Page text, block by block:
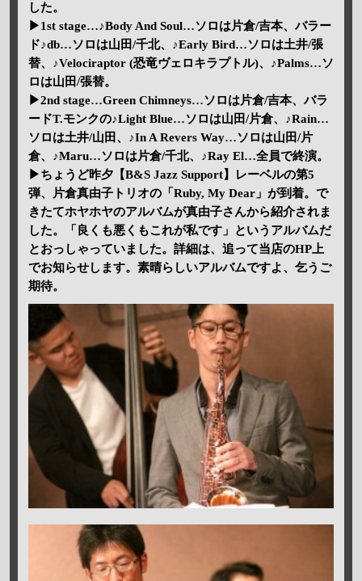
した。
▶1st stage…♪Body And Soul…ソロは片倉/吉本、バラー
ド♪db…ソロは山田/千北、♪Early Bird…ソロは土井/張
替、♪Velociraptor (恐竜ヴェロキラプトル)、♪Palms…ソ
ロは山田/張替。
▶2nd stage…Green Chimneys…ソロは片倉/吉本、バラ
ードT.モンクの♪Light Blue…ソロは山田/片倉、♪Rain…
ソロは土井/山田、♪In A Revers Way…ソロは山田/片
倉、♪Maru…ソロは片倉/千北、♪Ray El…全員で終演。
▶ちょうど昨夕【B&S Jazz Support】レーベルの第5
弾、片倉真由子トリオの「Ruby, My Dear」が到着。で
きたてホヤホヤのアルバムが真由子さんから紹介されま
した。「良くも悪くもこれが私です」というアルバムだ
とおっしゃっていました。詳細は、追って当店のHP上
でお知らせします。素晴らしいアルバムですよ、乞うご
期待。